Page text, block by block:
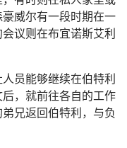
威尔有一段时期在一
议则在布宜诺斯艾利
员能够继续在伯特利
，就前往各自的工作
兄返回伯特利，与负